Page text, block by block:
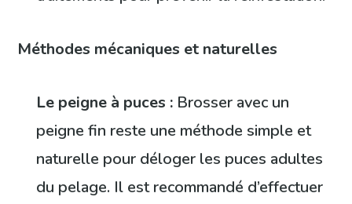
Méthodes mécaniques et naturelles
Le peigne à puces : Brosser avec un
peigne fin reste une méthode simple et
naturelle pour déloger les puces adultes
du pelage. Il est recommandé d’effectuer